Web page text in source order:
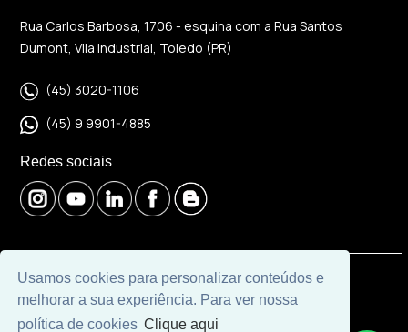
Usamos cookies para personalizar conteúdos e
melhorar a sua experiência. Para ver nossa
política de cookies Clique aqui
Rua Carlos Barbosa, 1706 - esquina com a Rua Santos
Dumont, Vila Industrial, Toledo (PR)
(45) 3020-1106
(45) 9 9901-4885
Redes sociais
© 2026 | Imobiliária Investindo Toledo | CRECI J06120 |
Desenvolvido porUniversal Software.